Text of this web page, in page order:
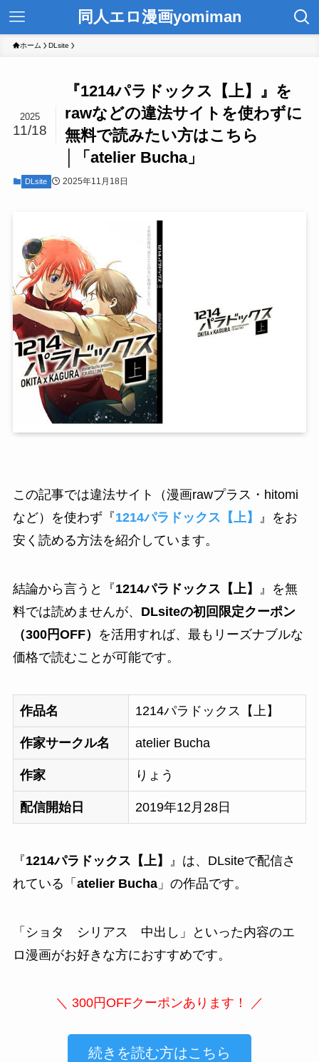
同人エロ漫画yomiman
ホーム DLsite
『1214パラドックス【上】』を
rawなどの違法サイトを使わずに
無料で読みたい方はこちら
│「atelier Bucha」
2025
11/18
DLsite 2025年11月18日
この記事では違法サイト（漫画rawプラス・hitomi
など）を使わず『1214パラドックス【上】
』をお
安く読める方法を紹介しています。
結論から言うと『1214パラドックス【上】
』を無
料では読めませんが、 DLsiteの初回限定クーポン
（300円OFF）
を活用すれば、最もリーズナブルな
価格で読むことが可能です。
作品名 1214パラドックス【上】
作家サークル名 atelier Bucha
作家 りょう
配信開始日 2019年12月28日
『1214パラドックス【上】
』は、DLsiteで配信さ
れている「 atelier Bucha」の作品です。
「 ショタ シリアス 中出し 」といった内容のエ
ロ漫画がお好きな方におすすめです。
＼ 300円OFFクーポンあります！ ／
続きを読む方はこちら